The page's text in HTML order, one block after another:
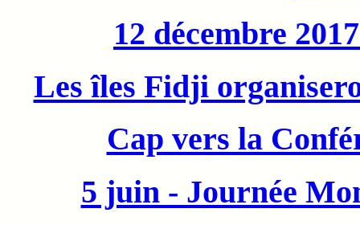
12 décembre
Les îles Fidji
Cap vers la
5 juin - Journée